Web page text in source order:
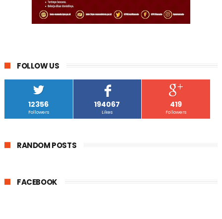
FOLLOW US
12356
Followers
194067
Likes
419
Followers
RANDOM POSTS
FACEBOOK